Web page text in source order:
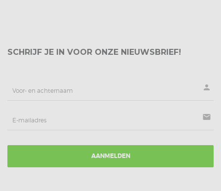
SCHRIJF JE IN VOOR ONZE NIEUWSBRIEF!
person
mail
AANMELDEN